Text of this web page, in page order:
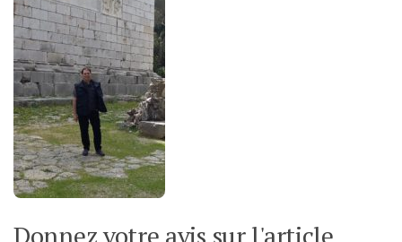
Donnez votre avis sur l'article